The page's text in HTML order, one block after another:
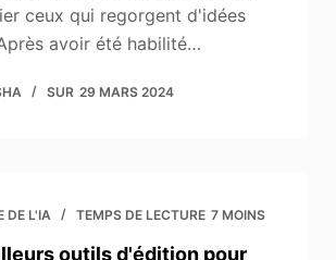
ceux qui regorgent d'idées
avoir été habilité…
SUR 29 MARS 2024
DE L'IA TEMPS DE LECTURE 7 MOINS
outils d'édition pour